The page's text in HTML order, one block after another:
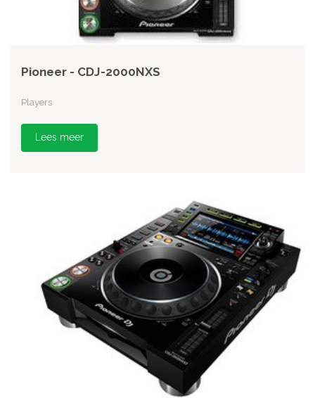
Pioneer - CDJ-2000NXS
Players
Lees meer